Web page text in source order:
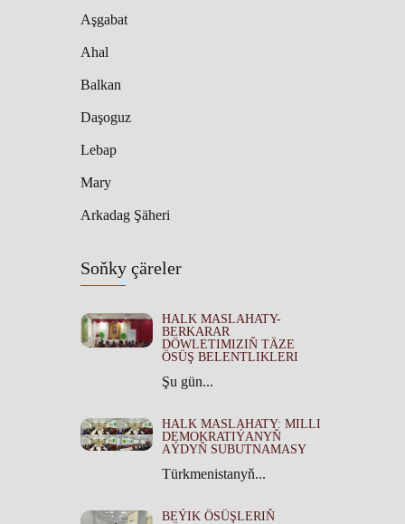
Aşgabat
Ahal
Balkan
Daşoguz
Lebap
Mary
Arkadag Şäheri
Soňky çäreler
HALK MASLAHATY-
BERKARAR
DÖWLETIMIZIŇ TÄZE
ÖSÜŞ BELENTLIKLERI
Şu gün...
HALK MASLAHATY: MILLI
DEMOKRATIÝANYŇ
AÝDYŇ SUBUTNAMASY
Türkmenistanyň...
BEÝIK ÖSÜŞLERIŇ